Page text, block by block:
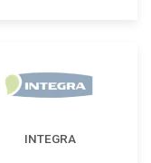
INTEGRA